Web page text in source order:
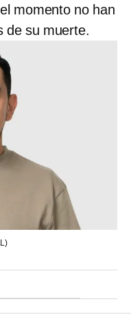
momento no han
de su muerte.